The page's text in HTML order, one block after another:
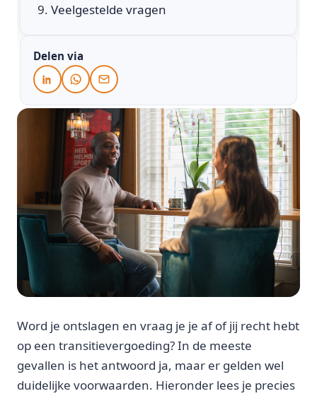
Veelgestelde vragen
Delen via
Word je ontslagen en vraag je je af of jij recht hebt
op een transitievergoeding? In de meeste
gevallen is het antwoord ja, maar er gelden wel
duidelijke voorwaarden. Hieronder lees je precies